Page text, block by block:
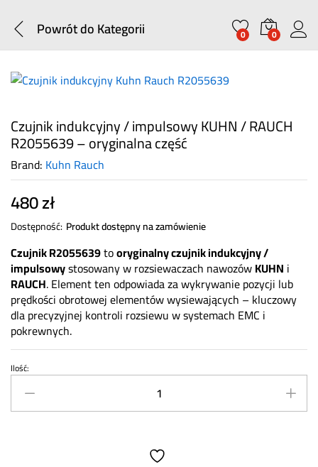
Powrót doKategorii 0 0
Czujnik indukcyjny / impulsowy KUHN / RAUCH
R2055639 – oryginalna część
Brand: Kuhn Rauch
480zł
Dostępność: Produkt dostępny na zamówienie
Czujnik R2055639tooryginalny czujnik indukcyjny /
impulsowystosowany w rozsiewaczach nawozówKUHN i
RAUCH. Element ten odpowiada za wykrywanie pozycji lub
prędkości obrotowej elementów wysiewających – kluczowy
dla precyzyjnej kontroli rozsiewu w systemach EMC i
pokrewnych.
Czujnik
indukcyjny
/
Ilość: